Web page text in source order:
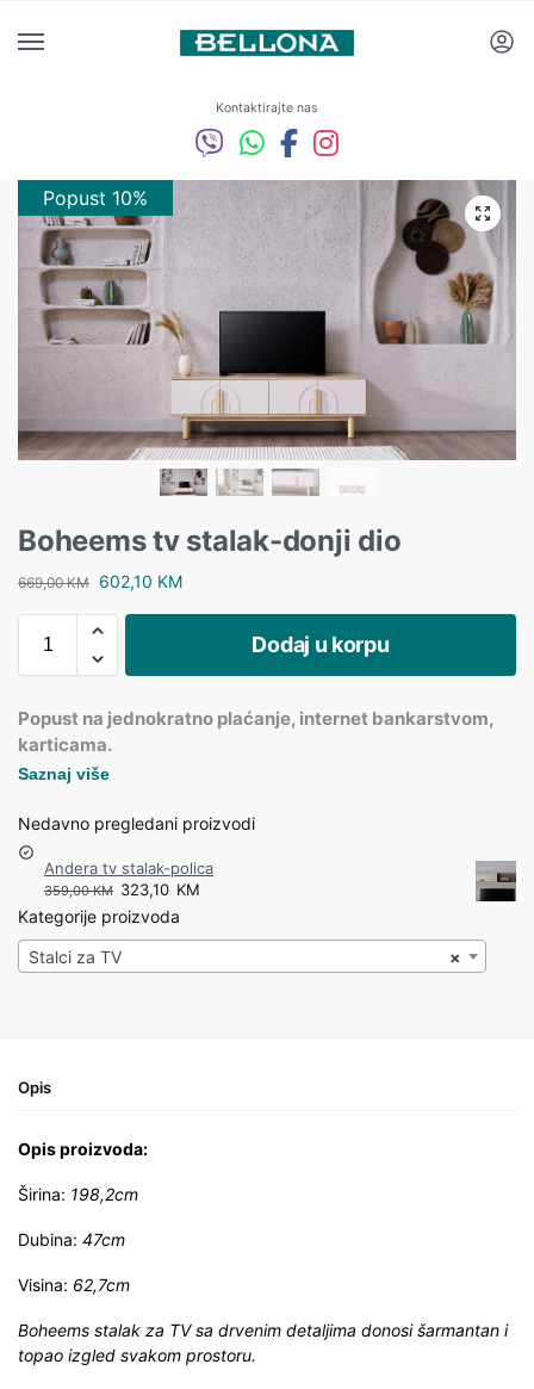
Kontaktirajte nas
Popust 10%
Boheems tv stalak-donji dio
669,00KM 602,10 KM
Dodaj u korpu
Popust na jednokratno plaćanje, internet bankarstvom,
karticama.
Saznaj više
Nedavno pregledani proizvodi
Andera tv stalak-polica
359,00KM 323,10 KM
Kategorije proizvoda
×
Stalci za TV
Opis
Opis proizvoda:
Širina: 198,2cm
Dubina: 47cm
Visina: 62,7cm
Boheems stalak za TV sa drvenim detaljima donosi šarmantan i
topao izgled svakom prostoru.